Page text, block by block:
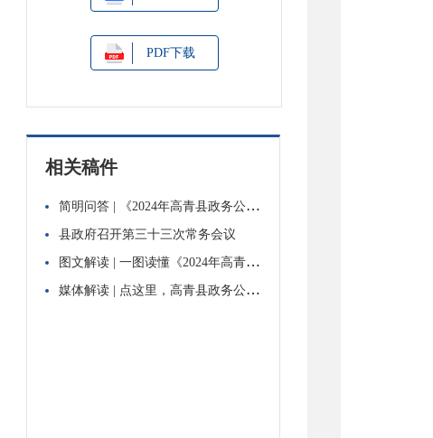
PDF下载
相关稿件
简明问答 | 《2024年高青县政务公开工作方案》有关问题解读
县政府召开第三十三次常务会议
图文解读 | 一图读懂《2024年高青县政务公开工作方案》
媒体解读 | 点这里，高青县政务公开的正确“打开方式”